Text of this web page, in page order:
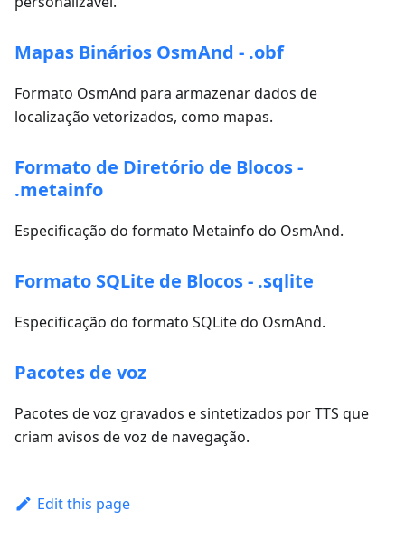
Mapas Binários OsmAnd - .obf
Formato OsmAnd para armazenar dados de
localização vetorizados, como mapas.
Formato de Diretório de Blocos -
.metainfo
Especificação do formato Metainfo do OsmAnd.
Formato SQLite de Blocos - .sqlite
Especificação do formato SQLite do OsmAnd.
Pacotes de voz
Pacotes de voz gravados e sintetizados por TTS que
criam avisos de voz de navegação.
Edit this page